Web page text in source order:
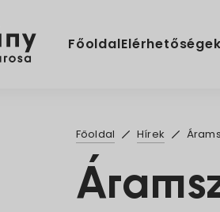
FőoldalElérhetőségek
Főoldal Hírek